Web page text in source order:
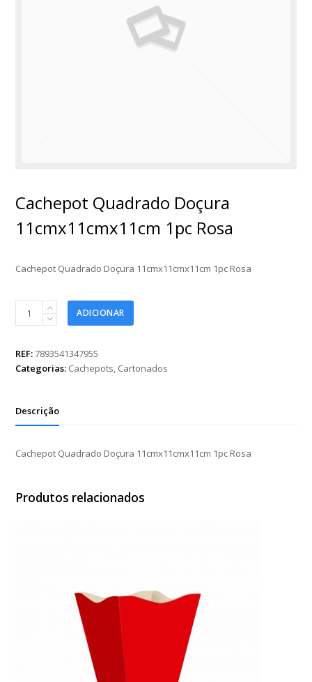
Cachepot Quadrado Doçura
11cmx11cmx11cm 1pc Rosa
Cachepot Quadrado Doçura 11cmx11cmx11cm 1pc Rosa
Cachepot
Quadrado
11cmx11cmx11cm
1pc
ADICIONAR
REF:7893541347955
Categorias: Cachepots, Cartonados
Descrição
Cachepot Quadrado Doçura 11cmx11cmx11cm 1pc Rosa
Produtos relacionados